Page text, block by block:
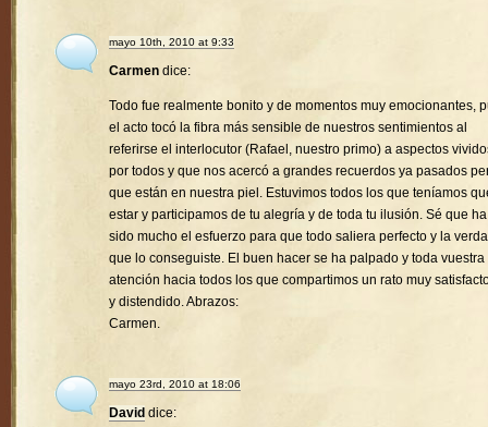
mayo 10th, 2010 at 9:33
Carmen dice:
Todo fue realmente bonito y de momentos muy emocionantes,
el acto tocó la fibra más sensible de nuestros sentimientos al
referirse el interlocutor (Rafael, nuestro primo) a aspectos
por todos y que nos acercó a grandes recuerdos ya pasados
que están en nuestra piel. Estuvimos todos los que teníamos
estar y participamos de tu alegría y de toda tu ilusión. Sé que ha
sido mucho el esfuerzo para que todo saliera perfecto y la
que lo conseguiste. El buen hacer se ha palpado y toda vuestra
atención hacia todos los que compartimos un rato muy
y distendido. Abrazos:
Carmen.
mayo 23rd, 2010 at 18:06
David dice: